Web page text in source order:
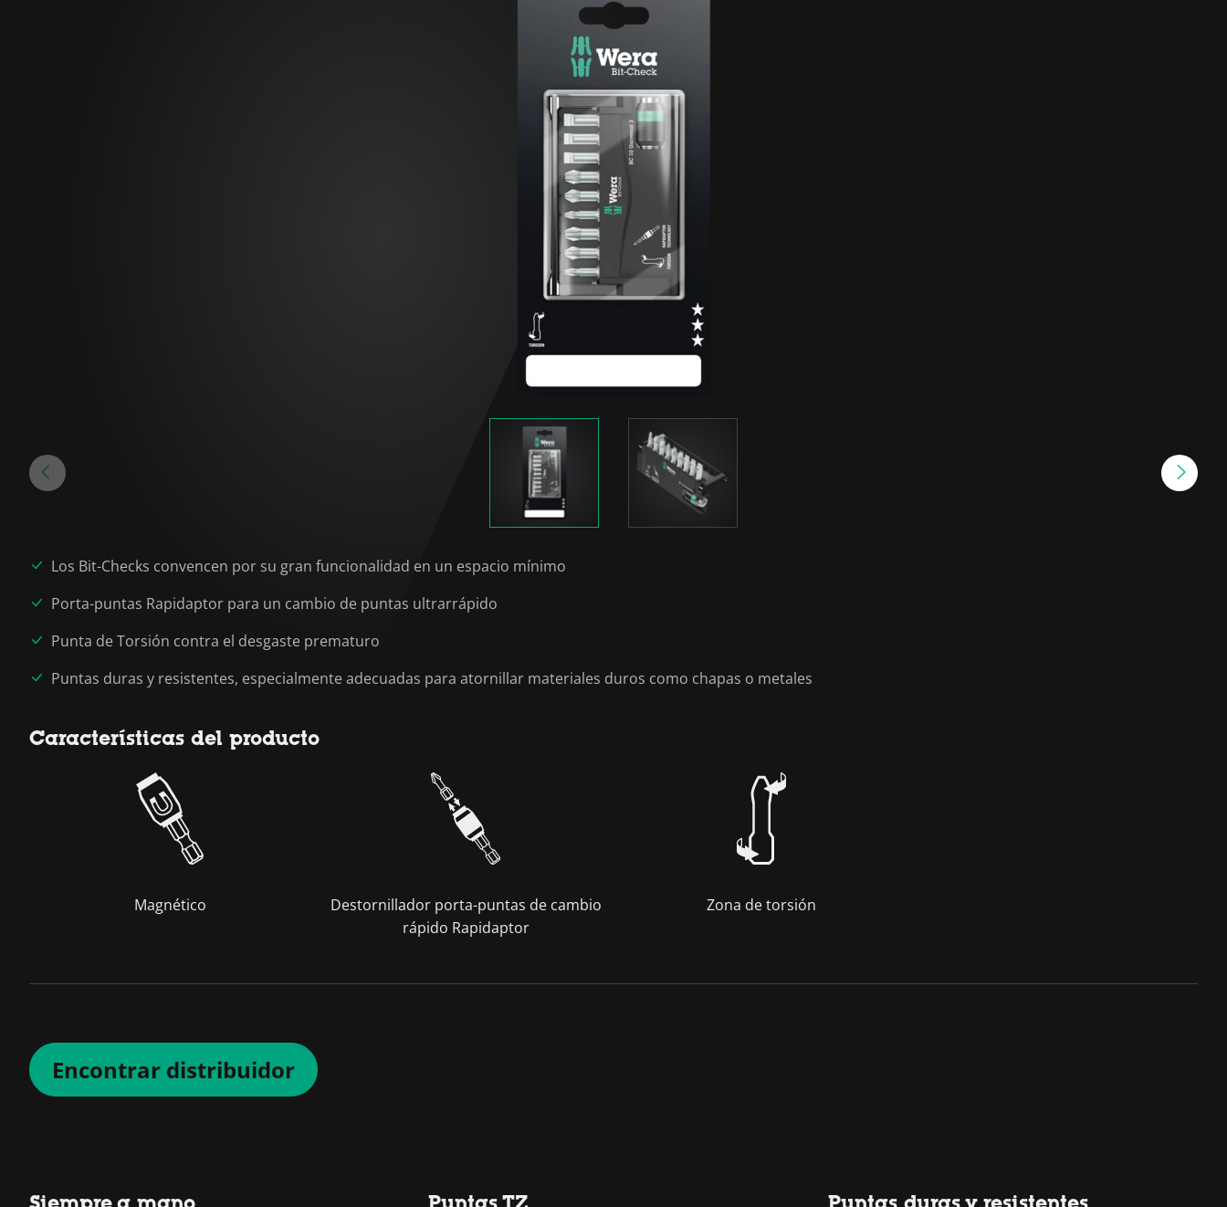
Los Bit-Checks convencen por su gran funcionalidad en un espacio mínimo
Porta-puntas Rapidaptor para un cambio de puntas ultrarrápido
Punta de Torsión contra el desgaste prematuro
Puntas duras y resistentes, especialmente adecuadas para atornillar materiales duros como chapas o metales
Características del producto
Magnético
Destornillador porta-puntas de cambio
rápido Rapidaptor
Zona de torsión
Encontrar distribuidor